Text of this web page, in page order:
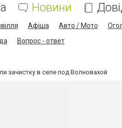
Новини
Афіша Авто / Мото
Вопрос - ответ
зачистку в селе под Волновахой